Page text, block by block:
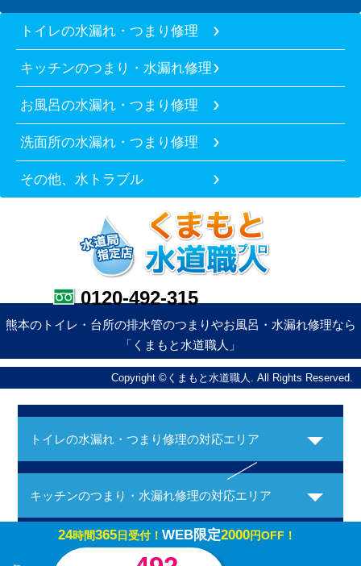
トイレの水漏れ・つまり修理
キッチンのつまり・水漏れ修理
お風呂の水漏れ・つまり修理
洗面所の水漏れ・つまり修理
その他、水トラブル
0120-492-315
熊本のトイレ・台所の排水管のつまりやお風呂・水漏れ修理なら
「くまもと水道職人」
Copyright ©くまもと水道職人. All Rights Reserved.
トイレの水漏れ・つまり修理の対応エリア
キッチンのつまり・水漏れ修理の対応エリア
お風呂の水漏れ・つまり修理の対応エリア
24時間365日受付！ WEB限定2000円OFF！